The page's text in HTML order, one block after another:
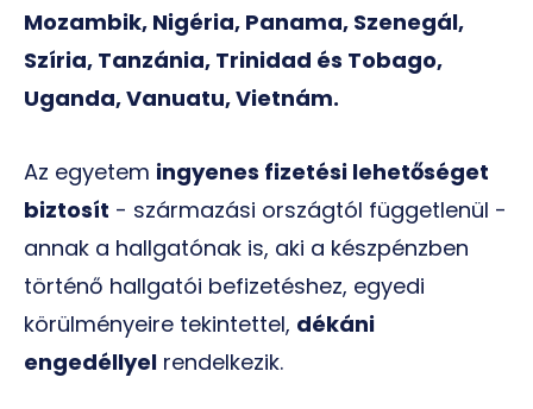
Mozambik, Nigéria, Panama, Szenegál,
Szíria, Tanzánia, Trinidad és Tobago,
Uganda, Vanuatu, Vietnám.
Az egyetem ingyenes fizetési lehetőséget
biztosít - származási országtól függetlenül -
annak a hallgatónak is, aki a készpénzben
történő hallgatói befizetéshez, egyedi
körülményeire tekintettel, dékáni
engedéllyel rendelkezik.